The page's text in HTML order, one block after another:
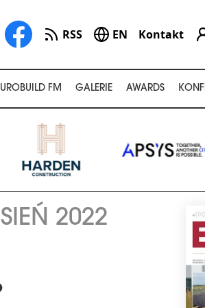
RSS EN Kontakt
FM GALERIE AWARDS
2022